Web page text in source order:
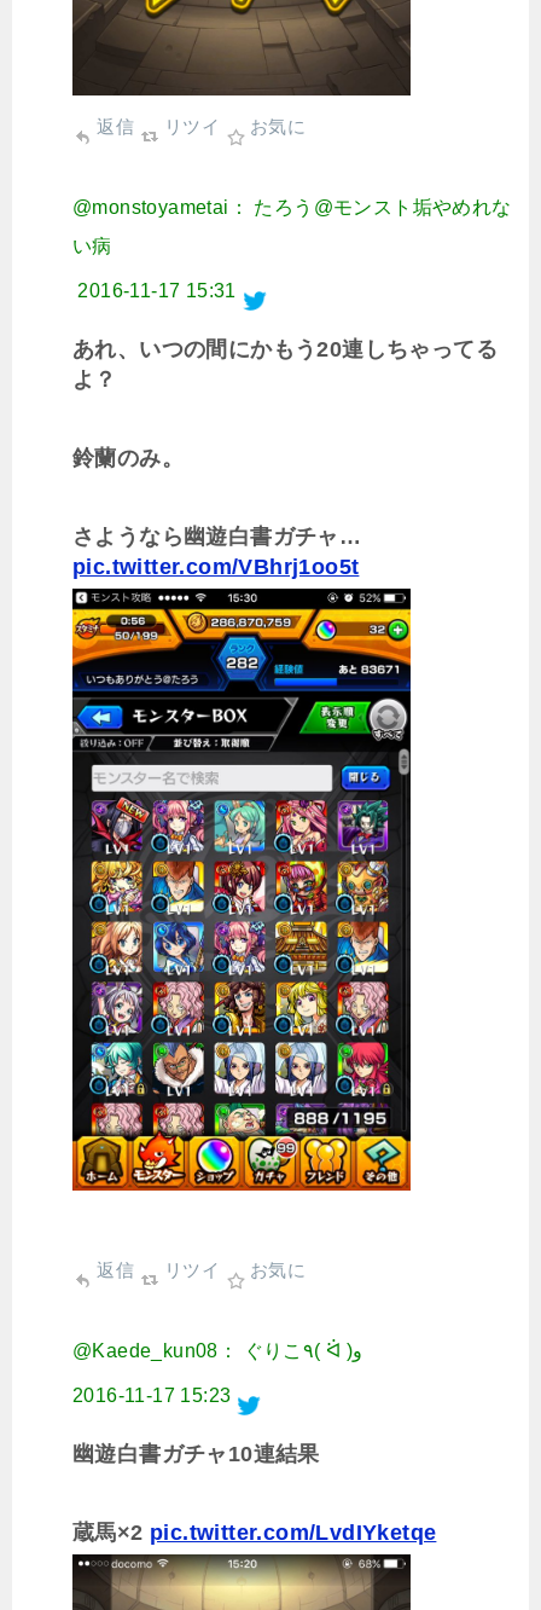
返信 リツイ お気に
@monstoyametai： たろう@モンスト垢やめれな
い病
2016-11-17 15:31
あれ、いつの間にかもう20連しちゃってる
よ？
鈴蘭のみ。
さようなら幽遊白書ガチャ…
pic.twitter.com/VBhrj1oo5t
返信 リツイ お気に
@Kaede_kun08： ぐりこ٩( ᐛ )و
2016-11-17 15:23
幽遊白書ガチャ10連結果
蔵馬×2 pic.twitter.com/LvdIYketqe